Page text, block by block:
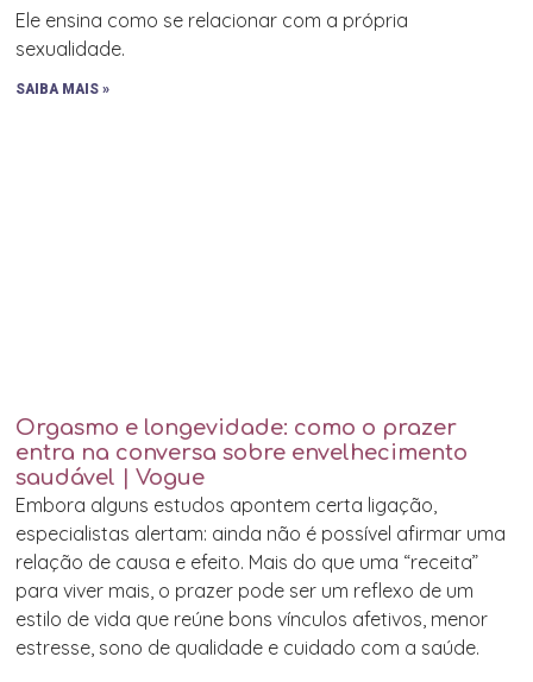
Ele ensina como se relacionar com a própria
sexualidade.
SAIBA MAIS »
Orgasmo e longevidade: como o prazer
entra na conversa sobre envelhecimento
saudável | Vogue
Embora alguns estudos apontem certa ligação,
especialistas alertam: ainda não é possível afirmar uma
relação de causa e efeito. Mais do que uma “receita”
para viver mais, o prazer pode ser um reflexo de um
estilo de vida que reúne bons vínculos afetivos, menor
estresse, sono de qualidade e cuidado com a saúde.